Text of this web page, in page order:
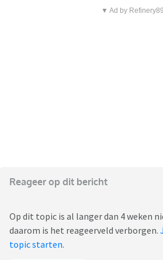
▼ Ad by Refinery89
Reageer op dit bericht
Op dit topic is al langer dan 4 weken
daarom is het reageerveld verborgen.
topic starten.